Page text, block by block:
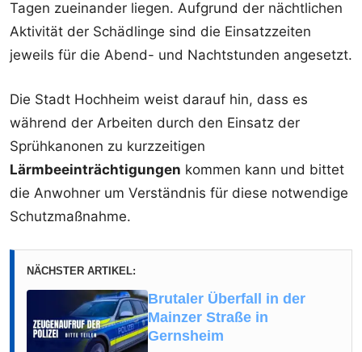
Tagen zueinander liegen. Aufgrund der nächtlichen
Aktivität der Schädlinge sind die Einsatzzeiten
jeweils für die Abend- und Nachtstunden angesetzt.
Die Stadt Hochheim weist darauf hin, dass es
während der Arbeiten durch den Einsatz der
Sprühkanonen zu kurzzeitigen
Lärmbeeinträchtigungen kommen kann und bittet
die Anwohner um Verständnis für diese notwendige
Schutzmaßnahme.
NÄCHSTER ARTIKEL:
Brutaler Überfall in der
Mainzer Straße in
Gernsheim